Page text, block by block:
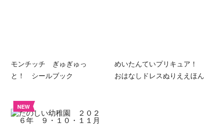
モンチッチ ぎゅぎゅっ
と！ シールブック
めいたんていプリキュア！
おはなしドレスぬりええほん
NEW